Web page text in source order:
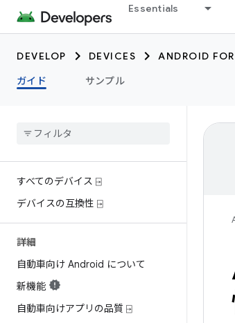
Essentials
DEVELOP DEVICES
ANDROID
ガイド
サンプル
すべてのデバイス ⍈
デバイスの互換性 ⍈
詳細
自動車向け Android について
新機能
自動車向けアプリの品質 ⍈